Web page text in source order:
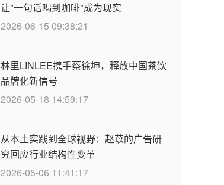
让"一句话喝到咖啡"成为现实
2026-06-15 09:38:21
林里LINLEE携手蔡徐坤，释放中国茶饮
品牌化新信号
2026-05-18 14:59:17
从本土实践到全球视野：赵苡的广告研
究回应行业结构性变革
2026-05-06 11:41:17